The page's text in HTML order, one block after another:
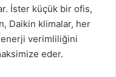
İster küçük bir ofis,
Daikin klimalar, her
verimliliğini
eder.